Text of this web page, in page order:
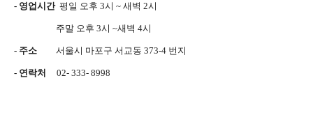
- 영업시간 평일 오후 3시 ~ 새벽 2시
주말 오후 3시 ~새벽 4시
- 주소 서울시 마포구 서교동 373-4 번지
- 연락처 02- 333- 8998